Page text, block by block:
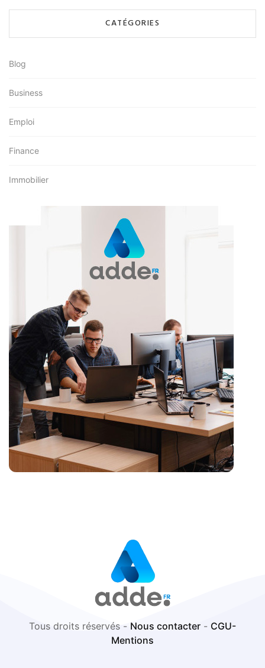
CATÉGORIES
Blog
Business
Emploi
Finance
Immobilier
Tous droits réservés - Nous contacter - CGU-
Mentions